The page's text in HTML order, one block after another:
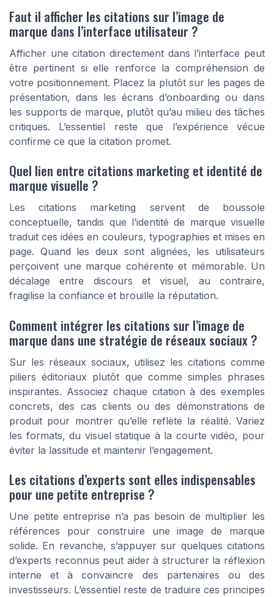
Faut il afficher les citations sur l’image de
marque dans l’interface utilisateur ?
Afficher une citation directement dans l’interface peut
être pertinent si elle renforce la compréhension de
votre positionnement. Placez la plutôt sur les pages de
présentation, dans les écrans d’onboarding ou dans
les supports de marque, plutôt qu’au milieu des tâches
critiques. L’essentiel reste que l’expérience vécue
confirme ce que la citation promet.
Quel lien entre citations marketing et identité de
marque visuelle ?
Les citations marketing servent de boussole
conceptuelle, tandis que l’identité de marque visuelle
traduit ces idées en couleurs, typographies et mises en
page. Quand les deux sont alignées, les utilisateurs
perçoivent une marque cohérente et mémorable. Un
décalage entre discours et visuel, au contraire,
fragilise la confiance et brouille la réputation.
Comment intégrer les citations sur l’image de
marque dans une stratégie de réseaux sociaux ?
Sur les réseaux sociaux, utilisez les citations comme
piliers éditoriaux plutôt que comme simples phrases
inspirantes. Associez chaque citation à des exemples
concrets, des cas clients ou des démonstrations de
produit pour montrer qu’elle reflète la réalité. Variez
les formats, du visuel statique à la courte vidéo, pour
éviter la lassitude et maintenir l’engagement.
Les citations d’experts sont elles indispensables
pour une petite entreprise ?
Une petite entreprise n’a pas besoin de multiplier les
références pour construire une image de marque
solide. En revanche, s’appuyer sur quelques citations
d’experts reconnus peut aider à structurer la réflexion
interne et à convaincre des partenaires ou des
investisseurs. L’essentiel reste de traduire ces principes